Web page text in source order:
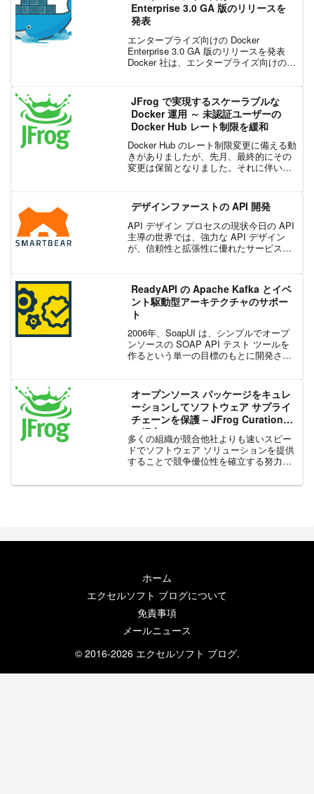
して、レポート、警告、診断を生成しま
す。
Enterprise 3.0 GA 版のリリースを
発表
エンタープライズ向けの Docker
Enterprise 3.0 GA 版のリリースを発表
Docker 社は、エンタープライズ向けの
JFrog で実現するスケーラブルな
Docker 運用 ～ 未認証ユーザーの
Docker Hub レート制限を緩和
Docker Hub のレート制限変更に備える動
きがありましたが、先月、最終的にその
変更は保留となりました。それに伴い、
のような影響があるのか？」と...
デザインファーストの API 開発
API デザイン プロセスの現状今日の API
主導の世界では、強力な API デザイン
が、信頼性と拡張性に優れたサービスを
チーム...
ReadyAPI の Apache Kafka とイベ
ント駆動型アーキテクチャのサポー
ト
2006年、SoapUI は、シンプルでオープ
ンソースの SOAP API テスト ツールを
作るという単一の目標のもとに開発され
て、SmartBear は SoapUI ...
オープンソース パッケージをキュレ
ーションしてソフトウェア サプライ
チェーンを保護 – JFrog Curation
の紹介
多くの組織が競合他社よりも速いスピー
ドでソフトウェア ソリューションを提供
することで競争優位性を確立する努力を
オープンソースソフトウェア (OSS) のラ
ホーム
エクセルソフト ブログについて
免責事項
メールニュース
© 2016-2026 エクセルソフト ブログ.